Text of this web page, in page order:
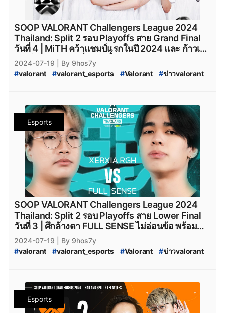
SOOP VALORANT Challengers League 2024
Thailand: Split 2 รอบ Playoffs สาย Grand Final
วันที่ 4 | MiTH คว้าแชมป์แรกในปี 2024 และ ก้าวเข้า
สู่ศึกใหญ่สุดท้าย เพื่อคว้าตั๋วเข้าสู่ Ascension
2024-07-19
| By 9hos7y
#valorant #valorant_esports #Valorant #ข่าวvalorant
VALORANT_Challengers_2024_Split_2 #ทีมvalorant
valorantทีมไทย #Riot #เกมriotgames MiTH
mith
mith_valorant #mith.valorant #FullSense
fullsense_valorant # fullsense
full_sense
valorant_full_sense
attackallaroud
AttackAllAround #Attack_All_Around
Attack-All-Around #AAA.Valorant #AAA
aaa_valorant #teamnkt_valorant #
Team-NKT
team_nkt_valorant #XOXO_01 #XOXO_01_VALORANT
#VALORANT_XOXO_01 #riotgames #ESL #afreecatv
#afreecatv_valorant # Afreeca #FPSThailand #fps
#fpsthailand #soop #SOOP
Esports
SOOP VALORANT Challengers League 2024
Thailand: Split 2 รอบ Playoffs สาย Lower Final
วันที่ 3 | ศึกล้างตา FULL SENSE ไม่อ่อนข้อ พร้อม
สร้างเกมสุดตึงก่อนคว้าชัยอย่างท่วมท้นเหนือสังกัด
XERXIA
2024-07-19
| By 9hos7y
#valorant #valorant_esports #Valorant #ข่าวvalorant
VALORANT_Challengers_2024_Split_2 #ทีมvalorant
เกมriotgames #MiTH
mith
mith_valorant mith.valorant #FullSense
Esports